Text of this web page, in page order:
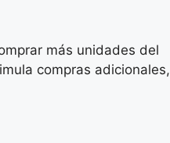
más unidades del
compras adicionales,